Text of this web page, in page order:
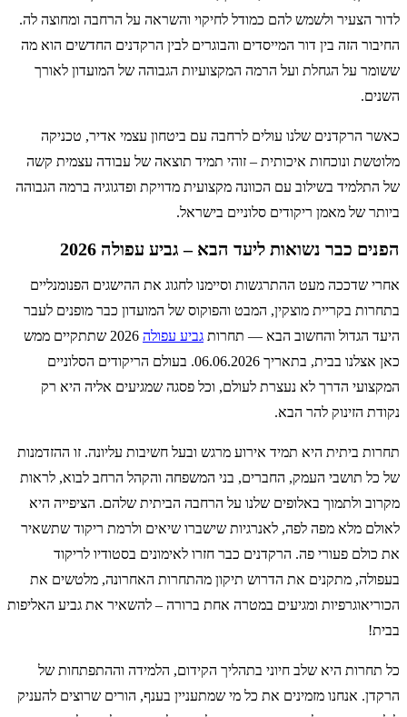
לדור הצעיר ולשמש להם כמודל לחיקוי והשראה על הרחבה ומחוצה לה.
החיבור הזה בין דור המייסדים והבוגרים לבין הרקדנים החדשים הוא מה
ששומר על הגחלת ועל הרמה המקצועיות הגבוהה של המועדון לאורך
השנים.
כאשר הרקדנים שלנו עולים לרחבה עם ביטחון עצמי אדיר, טכניקה
מלוטשת ונוכחות איכותית – זוהי תמיד תוצאה של עבודה עצמית קשה
של התלמיד בשילוב עם הכוונה מקצועית מדויקת ופדגוגיה ברמה הגבוהה
ביותר של מאמן ריקודים סלוניים בישראל.
הפנים כבר נשואות ליעד הבא – גביע עפולה 2026
אחרי שדככה מעט ההתרגשות וסיימנו לחגוג את ההישגים הפנומנליים
בתחרות בקריית מוצקין, המבט והפוקוס של המועדון כבר מופנים לעבר
היעד הגדול והחשוב הבא — תחרות גביע עפולה
2026 שתתקיים ממש
כאן אצלנו בבית, בתאריך 06.06.2026. בעולם הריקודים הסלוניים
המקצועי הדרך לא נעצרת לעולם, וכל פסגה שמגיעים אליה היא רק
נקודת הזינוק להר הבא.
תחרות ביתית היא תמיד אירוע מרגש ובעל חשיבות עליונה. זו ההזדמנות
של כל תושבי העמק, החברים, בני המשפחה והקהל הרחב לבוא, לראות
מקרוב ולתמוך באלופים שלנו על הרחבה הביתית שלהם. הציפייה היא
לאולם מלא מפה לפה, לאנרגיות שישברו שיאים ולרמת ריקוד שתשאיר
את כולם פעורי פה. הרקדנים כבר חזרו לאימונים בסטודיו לריקוד
בעפולה, מתקנים את הדרוש תיקון מהתחרות האחרונה, מלטשים את
הכוריאוגרפיות ומגיעים במטרה אחת ברורה – להשאיר את גביע האליפות
בבית!
כל תחרות היא שלב חיוני בתהליך הקידום, הלמידה וההתפתחות של
הרקדן. אנחנו מזמינים את כל מי שמתעניין בענף, הורים שרוצים להעניק